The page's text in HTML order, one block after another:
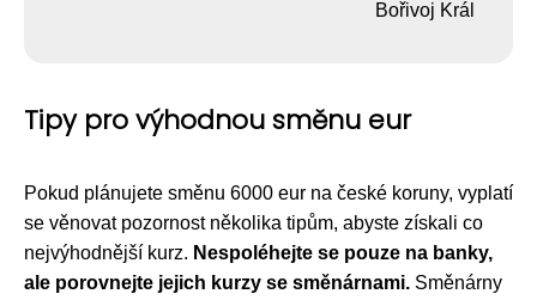
Bořivoj Král
Tipy pro výhodnou směnu eur
Pokud plánujete směnu 6000 eur na české koruny, vyplatí
se věnovat pozornost několika tipům, abyste získali co
nejvýhodnější kurz. Nespoléhejte se pouze na banky,
ale porovnejte jejich kurzy se směnárnami. Směnárny